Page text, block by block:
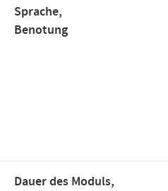
Sprache,
Benotung
Dauer des Moduls,